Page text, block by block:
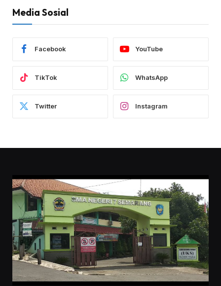
Media Sosial
Facebook YouTube
TikTok WhatsApp
Twitter Instagram